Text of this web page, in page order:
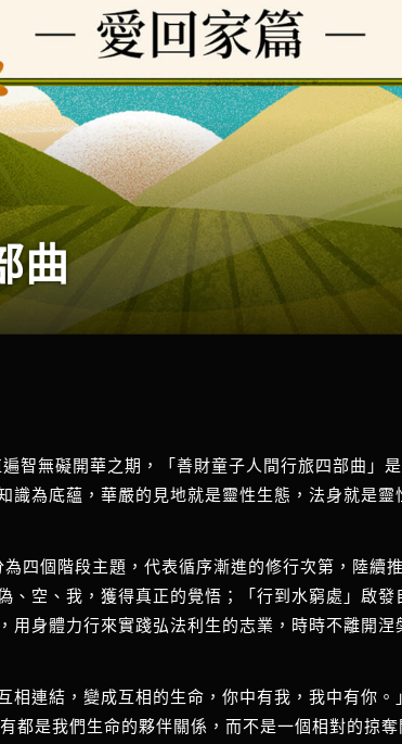
曲
智無礙開華之期，「善財童子人間行旅四部曲」
識為底蘊，華嚴的見地就是靈性生態，法身就是
四個階段主題，代表循序漸進的修行次第，陸續
、空、我，獲得真正的覺悟；「行到水窮處」啟
用身體力行來實踐弘法利生的志業，時時不離開
相連結，變成互相的生命，你中有我，我中有你
都是我們生命的夥伴關係，而不是一個相對的掠